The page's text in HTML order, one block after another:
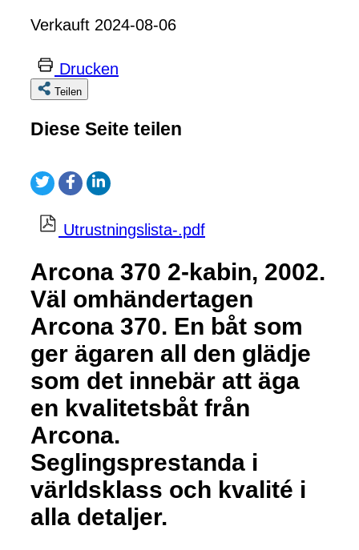
Verkauft 2024-08-06
Drucken
Teilen
Diese Seite teilen
Utrustningslista-.pdf
Arcona 370 2-kabin, 2002.
Väl omhändertagen
Arcona 370. En båt som
ger ägaren all den glädje
som det innebär att äga
en kvalitetsbåt från
Arcona.
Seglingsprestanda i
världsklass och kvalité i
alla detaljer.